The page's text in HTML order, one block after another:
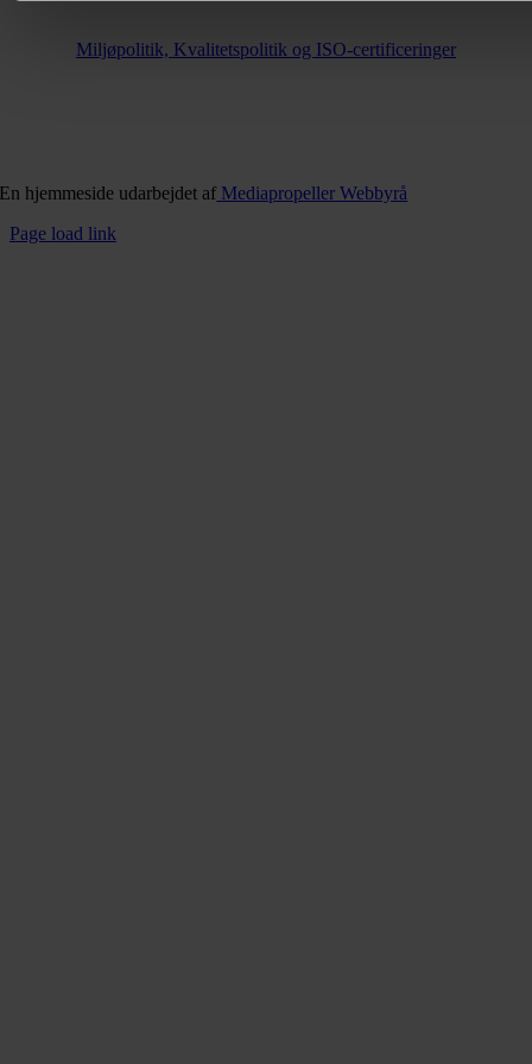
Miljøpolitik, Kvalitetspolitik og ISO-certificeringer
En hjemmeside udarbejdet af Mediapropeller Webbyrå
Page load link